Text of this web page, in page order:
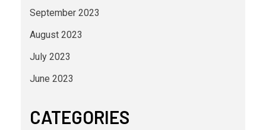
September 2023
August 2023
July 2023
June 2023
CATEGORIES